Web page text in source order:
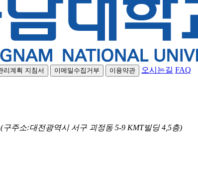
리계획 지침서 이메일수집거부 이용약관 오시는길 FAQ
주소:대전광역시 서구 괴정동 5-9 KMT빌딩 4,5층)